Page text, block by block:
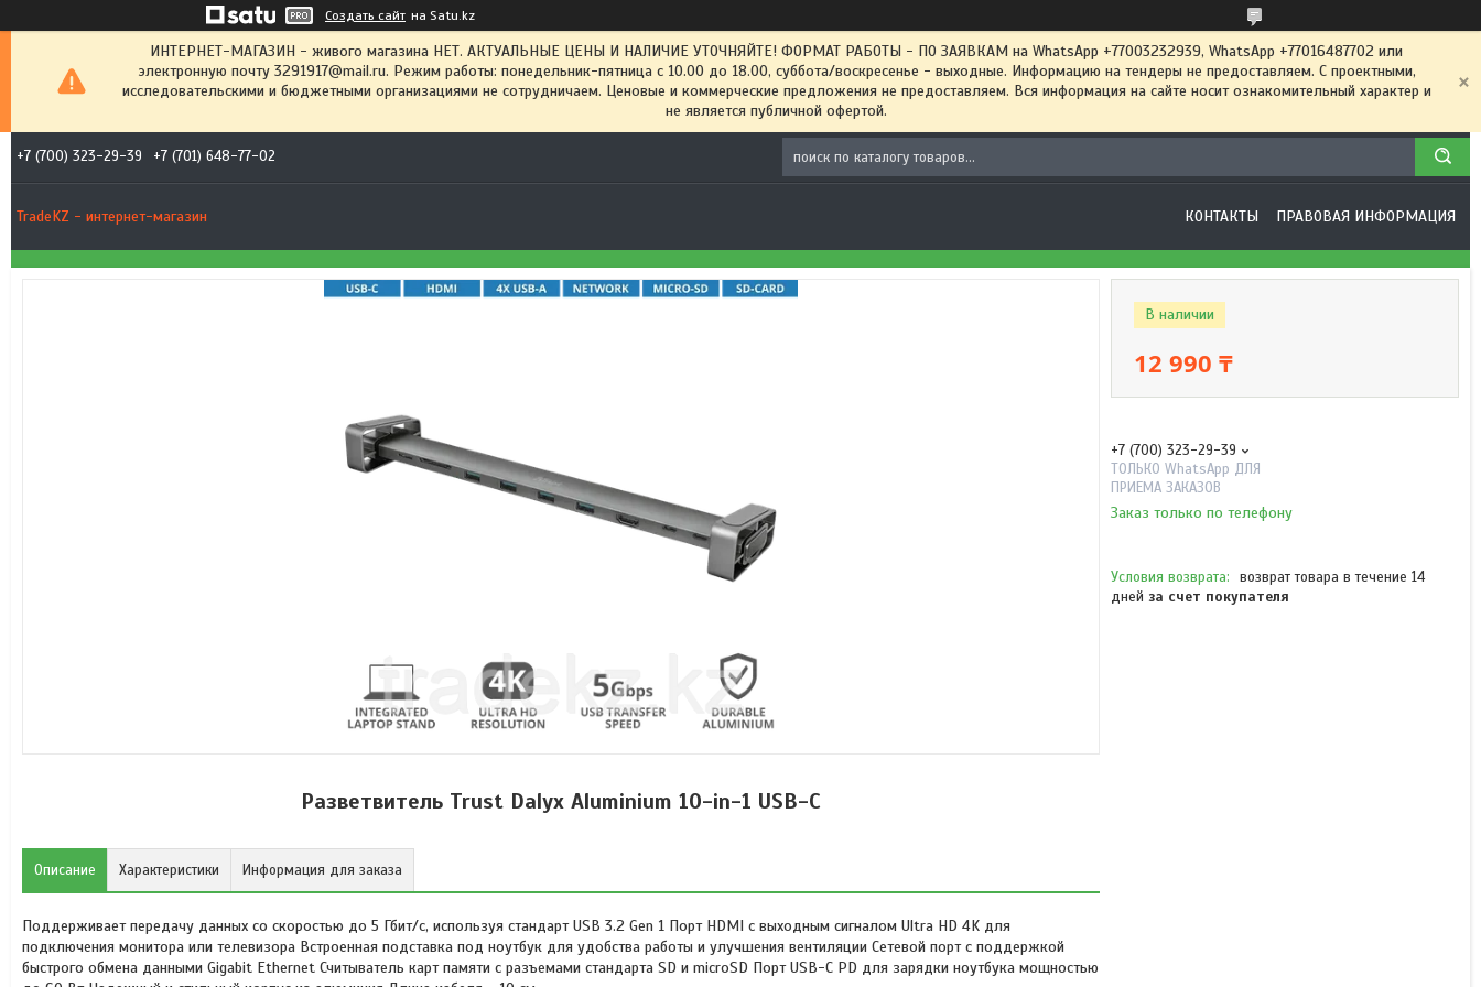
Создать сайт на Satu.kz
ИНТЕРНЕТ-МАГАЗИН - живого магазина НЕТ. АКТУАЛЬНЫЕ ЦЕНЫ И НАЛИЧИЕ УТОЧНЯЙТЕ! ФОРМАТ РАБОТЫ - ПО ЗАЯВКАМ на WhatsApp +77003232939, WhatsApp +77016487702 или
электронную почту 3291917@mail.ru. Режим работы: понедельник-пятница с 10.00 до 18.00, суббота/воскресенье - выходные. Информацию на тендеры не предоставляем. С проектными,
исследовательскими и бюджетными организациями не сотрудничаем. Ценовые и коммерческие предложения не предоставляем. Вся информация на сайте носит ознакомительный характер и
не является публичной офертой.
+7 (700) 323-29-39 +7 (701) 648-77-02
TradeKZ - интернет-магазин КОНТАКТЫ ПРАВОВАЯ ИНФОРМАЦИЯ
Разветвитель Trust Dalyx Aluminium 10-in-1 USB-C
Описание Характеристики Информация для заказа
Поддерживает передачу данных со скоростью до 5 Гбит/с, используя стандарт USB 3.2 Gen 1 Порт HDMI с выходным сигналом Ultra HD 4K для
подключения монитора или телевизора Встроенная подставка под ноутбук для удобства работы и улучшения вентиляции Сетевой порт с поддержкой
быстрого обмена данными Gigabit Ethernet Считыватель карт памяти с разъемами стандарта SD и microSD Порт USB-C PD для зарядки ноутбука мощностью
В наличии
12 990 ₸
+7 (700) 323-29-39
ТОЛЬКО WhatsApp ДЛЯ
ПРИЕМА ЗАКАЗОВ
Заказ только по телефону
возврат товара в течение 14
дней за счет покупателя